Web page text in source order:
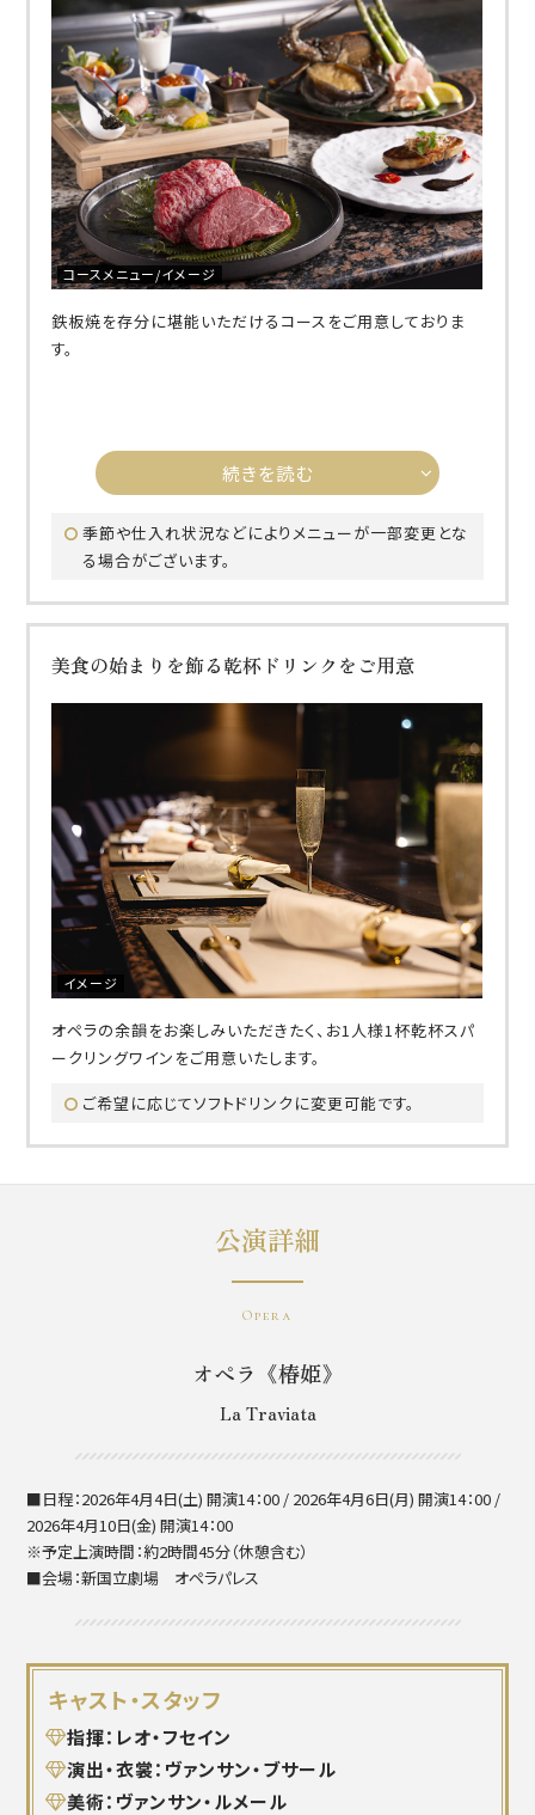
コースメニュー/イメージ
鉄板焼を存分に堪能いただけるコースをご用意しておりま
す。
続きを読む
季節や仕入れ状況などによりメニューが一部変更とな
る場合がございます。
美食の始まりを飾る乾杯ドリンクをご用意
イメージ
オペラの余韻をお楽しみいただきたく、お1人様1杯乾杯スパ
ークリングワインをご用意いたします。
ご希望に応じてソフトドリンクに変更可能です。
公演詳細
Opera
オペラ《椿姫》
La Traviata
■日程：2026年4月4日(土) 開演14：00 / 2026年4月6日(月) 開演14：00 /
2026年4月10日(金) 開演14：00
※予定上演時間：約2時間45分（休憩含む）
■会場：新国立劇場 オペラパレス
キャスト・スタッフ
指揮：レオ・フセイン
演出・衣裳：ヴァンサン・ブサール
美術：ヴァンサン・ルメール